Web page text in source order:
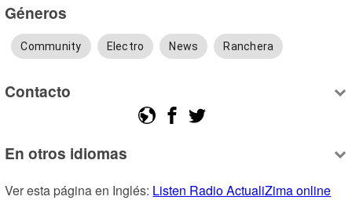
Géneros
Community Electro News Ranchera
Contacto
En otros idiomas
Ver esta página en Inglés: Listen Radio ActualiZima online